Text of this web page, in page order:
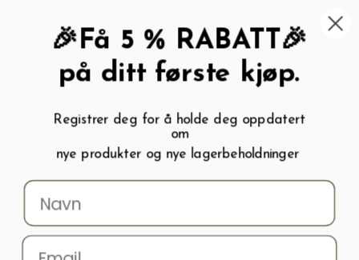
My wishlist ( 0
Menu Søk Logg inn Handlevogn
Hjem
🎉Få 5 % RABATT🎉
på ditt første kjøp.
Registrer deg for å holde deg oppdatert
om
nye produkter og nye lagerbeholdninger